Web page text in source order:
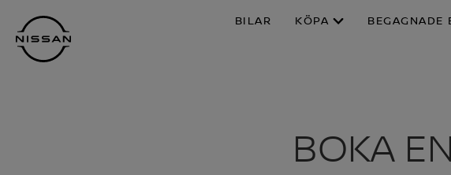
över
huvudinnehåll
BILAR KÖPA BEGAGNADE
BOKA